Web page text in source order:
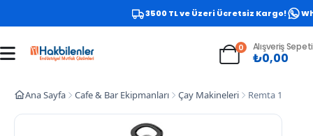
3500 TL ve Üzeri Ücretsiz Kargo!
0 Alışveriş Sepeti
₺0,00
Ana Sayfa Cafe & Bar Ekipmanları Çay Makineleri Remta 160